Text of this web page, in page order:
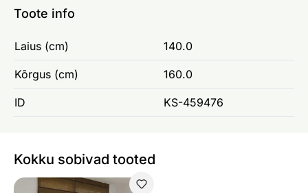
Toote info
Laius (cm) 140.0
Kõrgus (cm) 160.0
ID KS-459476
Kokku sobivad tooted